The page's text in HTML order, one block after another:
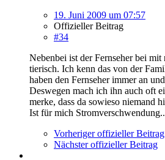
19. Juni 2009 um 07:57
Offizieller Beitrag
#34
Nebenbei ist der Fernseher bei
tierisch. Ich kenn das von der
haben den Fernseher immer an
Deswegen mach ich ihn auch oft
merke, dass da sowieso niemand
Ist für mich
Vorheriger offizieller Beitrag
Nächster offizieller Beitrag